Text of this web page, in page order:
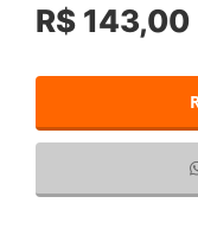
R$ 143,00